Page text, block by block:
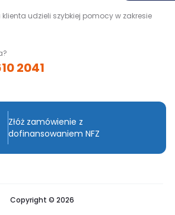
udzieli szybkiej pomocy w zakresie
2041
Złóż zamówienie z
dofinansowaniem NFZ
Copyright © 2026